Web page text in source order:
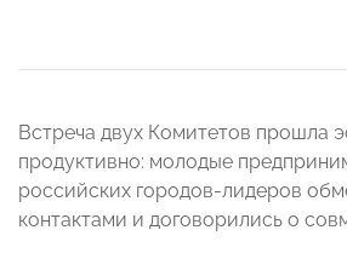
Встреча двух Комитетов прошла
продуктивно: молодые
российских городов-лидеров
контактами и договорились о